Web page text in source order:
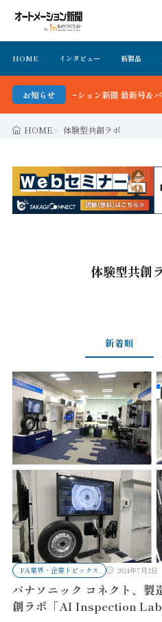
HOME インタビュー 新製品
お知らせ
オートメーション新聞 最新号＆バック
HOME 体験型共創ラボ
体験型共創
新着順
FA業界・企業トピックス 2024年7月2日
パナソニック コネクト、製
創ラボ「AI Inspection Lab